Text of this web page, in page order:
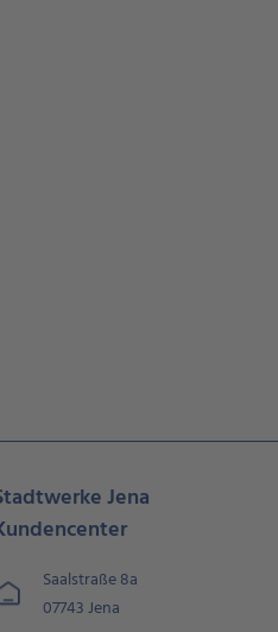
Jena
Saalstraße 8a
07743 Jena